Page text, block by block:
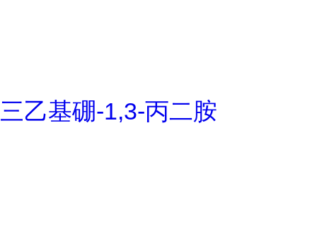
三乙基硼-1,3-丙二胺